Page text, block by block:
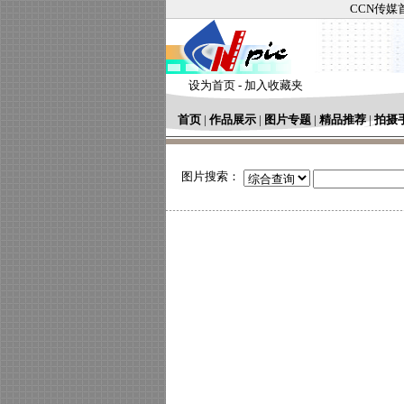
CCN传媒
设为首页 - 加入收藏夹
首页 | 作品展示 | 图片专题 | 精品推荐|拍摄
图片搜索：